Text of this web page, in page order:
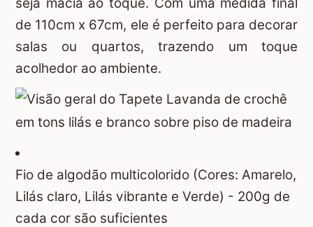
de 110cm x 67cm, ele é perfeito para decorar
salas ou quartos, trazendo um toque
acolhedor ao ambiente.
Fio de algodão multicolorido (Cores: Amarelo,
Lilás claro, Lilás vibrante e Verde) - 200g de
cada cor são suficientes